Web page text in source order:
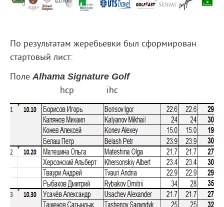
По результатам жеребьевки был сформирован
стартовый лист:
ПолеAlhama Signature Golf
hcp ihc